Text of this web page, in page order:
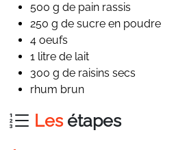
500 g de pain rassis
250 g de sucre en poudre
4 oeufs
1 litre de lait
300 g de raisins secs
rhum brun
Lesétapes